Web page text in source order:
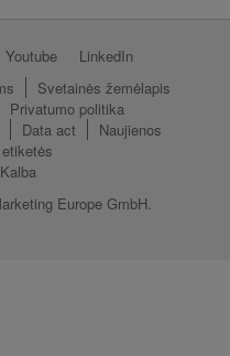
Youtube
LinkedIn
Svetainės žemėlapis
Privatumo politika
Data act
Naujienos
Europe GmbH.